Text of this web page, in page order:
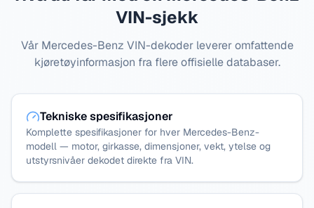
VIN-sjekk
Vår Mercedes-Benz VIN-dekoder leverer omfattende
kjøretøyinformasjon fra flere offisielle databaser.
Tekniske spesifikasjoner
Komplette spesifikasjoner for hver Mercedes-Benz-
modell — motor, girkasse, dimensjoner, vekt, ytelse og
utstyrsnivåer dekodet direkte fra VIN.